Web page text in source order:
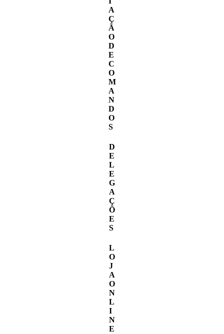
A
Ç
Ã
O
D
E
C
O
M
A
N
D
O
S
D
E
L
E
G
A
Ç
Õ
E
S
L
O
J
A
O
N
L
I
N
E